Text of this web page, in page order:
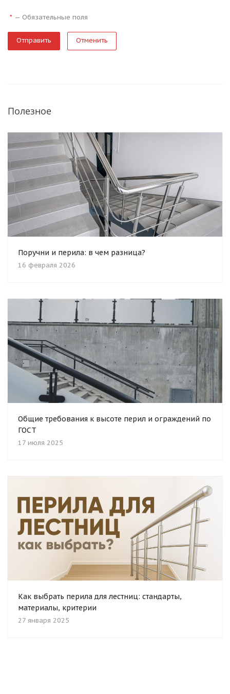
* — Обязательные поля
Отменить
Полезное
Поручни и перила: в чем разница?
16 февраля 2026
Общие требования к высоте перил и ограждений по
ГОСТ
17 июля 2025
Как выбрать перила для лестниц: стандарты,
материалы, критерии
27 января 2025